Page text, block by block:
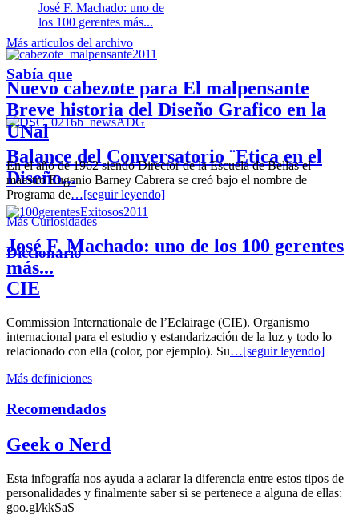
José F. Machado: uno de
los 100 gerentes más...
Nuevo cabezote para El malpensante
Balance del Conversatorio ¨Etica en el
Diseño...
José F. Machado: uno de los 100 gerentes
más...
Más artículos del archivo
Sabía que
Breve historia del Diseño Grafico en la
UNal
En el año de 1962 siendo Director de la Escuela de Bellas el
maestro Eugenio Barney Cabrera se creó bajo el nombre de
Programa de…[seguir leyendo]
Más Curiosidades
Diccionario
CIE
Commission Internationale de l’Eclairage (CIE). Organismo
internacional para el estudio y estandarización de la luz y todo lo
relacionado con ella (color, por ejemplo). Su…[seguir leyendo]
Más definiciones
Recomendados
Geek o Nerd
Esta infografía nos ayuda a aclarar la diferencia entre estos tipos de
personalidades y finalmente saber si se pertenece a alguna de ellas:
goo.gl/kkSaS